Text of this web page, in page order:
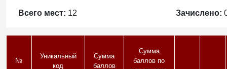
Всего мест: 12 Зачислено:
№
Уникальный
код
Сумма
баллов
Сумма
баллов по